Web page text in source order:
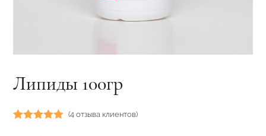
Липиды 100гр
(4отзыва клиентов)